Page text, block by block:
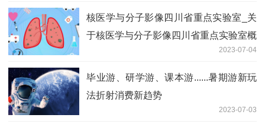
核医学与分子影像四川省重点实验室_关
于核医学与分子影像四川省重点实验室概
2023-07-04
毕业游、研学游、课本游......暑期游新玩
法折射消费新趋势
2023-07-03